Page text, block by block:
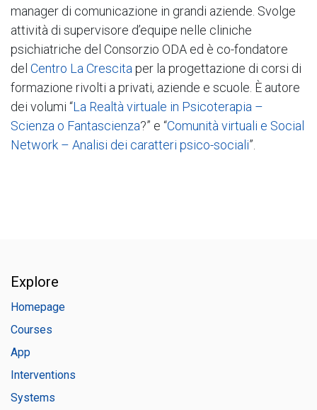
manager di comunicazione in grandi aziende. Svolge
attività di supervisore d’equipe nelle cliniche
psichiatriche del Consorzio ODA ed è co-fondatore
del Centro La Crescita per la progettazione di corsi di
formazione rivolti a privati, aziende e scuole. È autore
dei volumi “La Realtà virtuale in Psicoterapia –
Scienza o Fantascienza?” e “Comunità virtuali e Social
Network – Analisi dei caratteri psico-sociali”.
Explore
Homepage
Courses
App
Interventions
Systems